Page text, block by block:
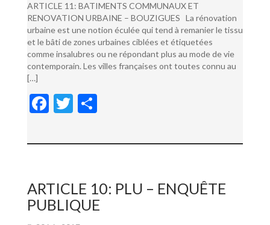
ARTICLE 11: BATIMENTS COMMUNAUX ET
RENOVATION URBAINE – BOUZIGUES La rénovation
urbaine est une notion éculée qui tend à remanier le tissu
et le bâti de zones urbaines ciblées et étiquetées
comme insalubres ou ne répondant plus au mode de vie
contemporain. Les villes françaises ont toutes connu au
[…]
F
e
o
o
k
T
itt ta
er
ARTICLE 10: PLU – ENQUÊTE
PUBLIQUE